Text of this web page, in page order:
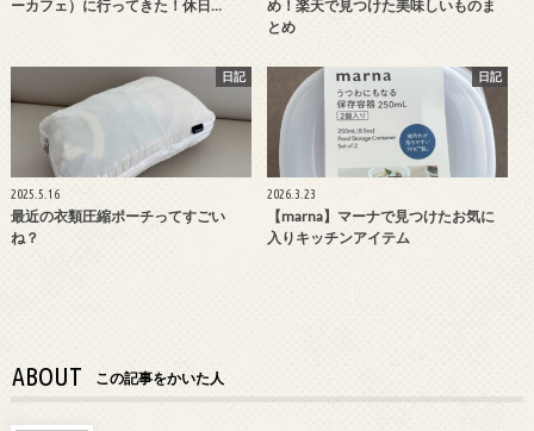
ーカフェ）に行ってきた！休日…
め！楽天で見つけた美味しいものま
とめ
日記
2025.5.16
最近の衣類圧縮ポーチってすごい
ね？
日記
2026.3.23
【marna】マーナで見つけたお気に
入りキッチンアイテム
ABOUT この記事をかいた人